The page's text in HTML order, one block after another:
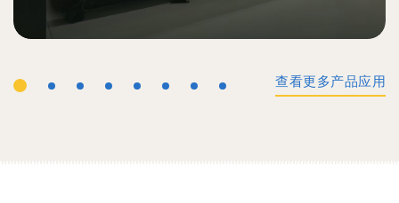
查看更多产品应用